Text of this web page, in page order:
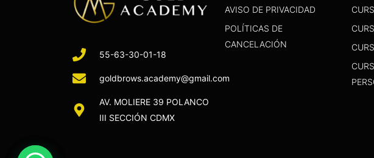
55-63-30-01-18
goldbrows.academy@gmail.com
AV. MOLIERE 39 POLANCO
III SECCIÓN CDMX
AVISO DE PRIVACIDAD
POLÍTICAS DE
CANCELACIÓN